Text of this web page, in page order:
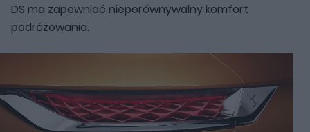
DS ma zapewniać nieporównywalny komfort
podróżowania.